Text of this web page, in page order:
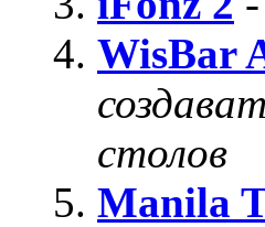
WisBar
столов
Manila